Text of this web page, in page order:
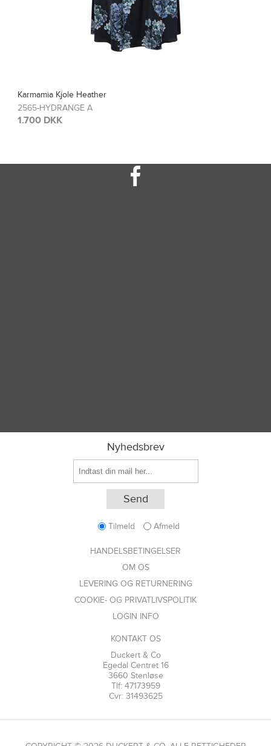
Nyhedsbrev
Tilmeld Afmeld
HANDELSBETINGELSER
OM OS
LEVERING OG RETURNERING
COOKIE- OG PRIVATLIVSPOLITIK
LOGIN INFO
KONTAKT OS
Duckert & Co
Egedal Centret 16
3660 Stenløse
Tlf: 47173959
Cvr: 31493625